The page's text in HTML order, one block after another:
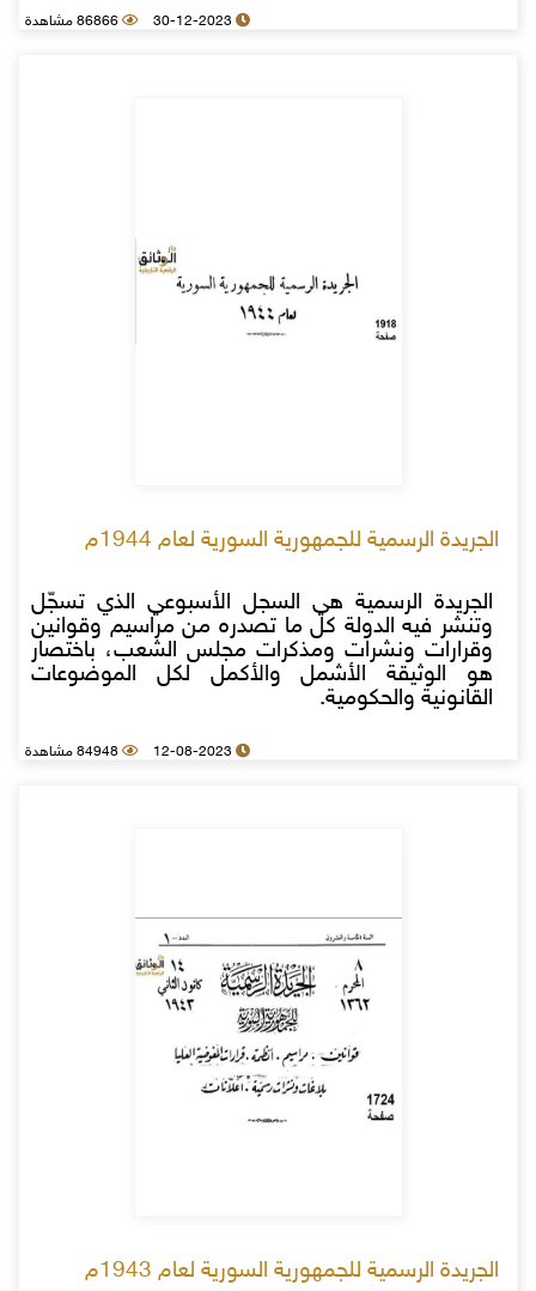
30-12-2023 86866 مشاهدة
الجريدة الرسمية للجمهورية السورية لعام 1944م
الجريدة الرسمية هي السجل الأسبوعي الذي تسجّل
وتنشر فيه الدولة كل ما تصدره من مراسيم وقوانين
وقرارات ونشرات ومذكرات مجلس الشعب، باختصار
هو الوثيقة الأشمل والأكمل لكل الموضوعات
القانونية والحكومية.
12-08-2023 84948 مشاهدة
الجريدة الرسمية للجمهورية السورية لعام 1943م